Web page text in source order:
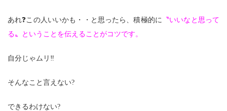
あれ❓この人いいかも・・と思ったら、積極的に 〝いいなと思って
る〟ということを伝えることがコツです。
自分じゃムリ‼
そんなこと言えない?
できるわけない?